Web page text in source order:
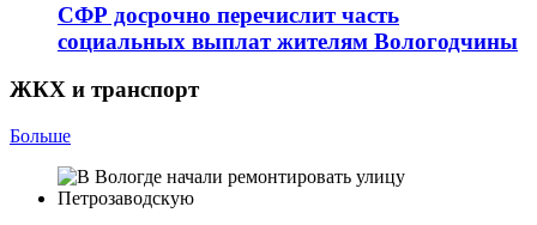
СФР досрочно перечислит часть
социальных выплат жителям Вологодчины
ЖКХ и транспорт
Больше